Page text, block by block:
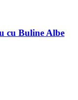
cu Buline Albe